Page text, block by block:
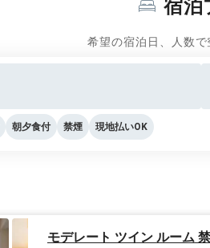
宿泊
希望の宿泊日、人数
朝夕食付 禁煙 現地払いOK
モデレート ツイン ルーム